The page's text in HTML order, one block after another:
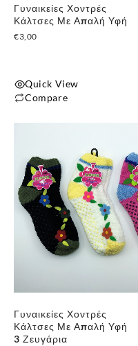
Γυναικείες Χοντρές
Κάλτσες Με Απαλή Υφή
€3,00
Quick View
Compare
Γυναικείες Χοντρές
Κάλτσες Με Απαλή Υφή
3 Ζευγάρια